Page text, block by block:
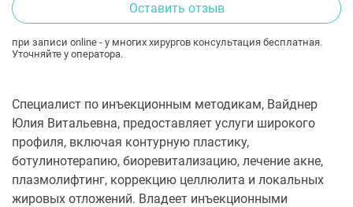
Оставить отзыв
при записи online - у многих хирургов консультация бесплатная.
Уточняйте у оператора.
Специалист по инъекционным методикам, Вайднер
Юлия Витальевна, предоставляет услуги широкого
профиля, включая контурную пластику,
ботулинотерапию, биоревитализацию, лечение акне,
плазмолифтинг, коррекцию целлюлита и локальных
жировых отложений. Владеет инъекционными